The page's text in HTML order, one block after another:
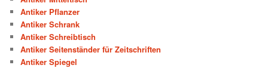
Antiker Pflanzer
Antiker Schrank
Antiker Schreibtisch
Antiker Seitenständer für Zeitschriften
Antiker Spiegel